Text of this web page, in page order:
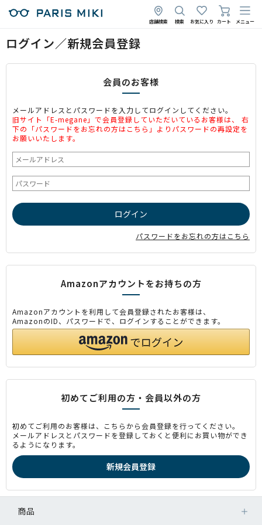
店舗検索 検索 お気に入り カート メニュー
ログイン／新規会員登録
会員のお客様
メールアドレスとパスワードを入力してログインしてください。
旧サイト「E-megane」で会員登録していただいているお客様は、 右
下の「パスワードをお忘れの方はこちら」よりパスワードの再設定を
お願いいたします。
パスワードをお忘れの方はこちら
Amazonアカウントをお持ちの方
Amazonアカウントを利用して会員登録されたお客様は、
AmazonのID、パスワードで、ログインすることができます。
初めてご利用の方・会員以外の方
初めてご利用のお客様は、こちらから会員登録を行ってください。
メールアドレスとパスワードを登録しておくと便利にお買い物ができ
るようになります。
商品